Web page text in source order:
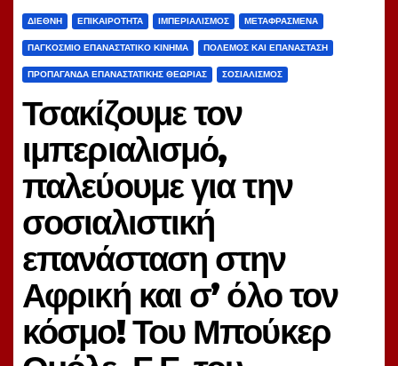
ΔΙΕΘΝΉ ΕΠΙΚΑΙΡΌΤΗΤΑ ΙΜΠΕΡΙΑΛΙΣΜΌΣ ΜΕΤΑΦΡΑΣΜΈΝΑ
ΠΑΓΚΌΣΜΙΟ ΕΠΑΝΑΣΤΑΤΙΚΌ ΚΊΝΗΜΑ ΠΌΛΕΜΟΣ ΚΑΙ ΕΠΑΝΆΣΤΑΣΗ
ΠΡΟΠΑΓΆΝΔΑ ΕΠΑΝΑΣΤΑΤΙΚΉΣ ΘΕΩΡΊΑΣ ΣΟΣΙΑΛΙΣΜΌΣ
Τσακίζουμε τον
ιμπεριαλισμό,
παλεύουμε για την
σοσιαλιστική
επανάσταση στην
Αφρική και σ’ όλο τον
κόσμο! Του Μπούκερ